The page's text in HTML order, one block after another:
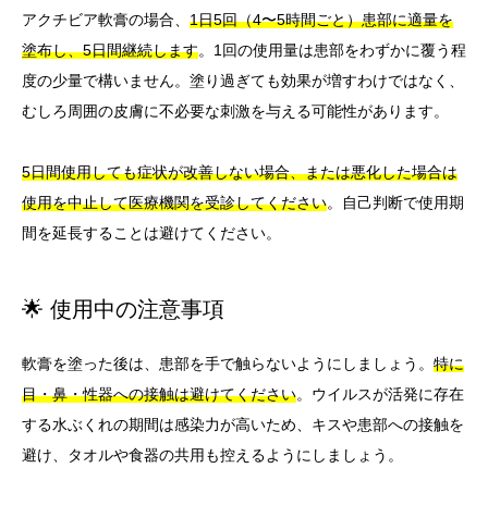
アクチビア軟膏の場合、 1日5回（4〜5時間ごと）患部に適量を
塗布し、5日間継続します。1回の使用量は患部をわずかに覆う程
度の少量で構いません。塗り過ぎても効果が増すわけではなく、
むしろ周囲の皮膚に不必要な刺激を与える可能性があります。
5日間使用しても症状が改善しない場合、または悪化した場合は
使用を中止して医療機関を受診してください。自己判断で使用期
間を延長することは避けてください。
🌟 使用中の注意事項
軟膏を塗った後は、患部を手で触らないようにしましょう。 特に
目・鼻・性器への接触は避けてください。ウイルスが活発に存在
する水ぶくれの期間は感染力が高いため、キスや患部への接触を
避け、タオルや食器の共用も控えるようにしましょう。